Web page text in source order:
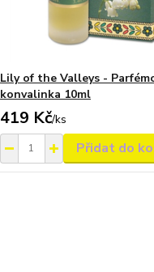
Lily of the Valleys -
konvalinka 10ml
419 Kč/ks
Přidat do